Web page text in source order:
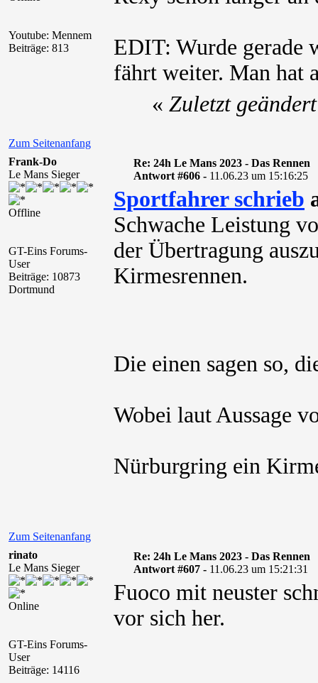
Youtube: Mennem
Beiträge: 813
EDIT: Wurde gerade
fährt weiter. Man hat
Zum Seitenanfang
« Zuletzt
Frank-Do
Le Mans Sieger
Offline
GT-Eins Forums-
User
Beiträge: 10873
Dortmund
Re: 24h Le Mans 2023 - Das Rennen
Antwort #606 - 11.06.23 um 15:16:25
Sportfahrer schrieb
Schwache Leistung
der Übertragung
Kirmesrennen.
Die einen sagen so,
Wobei laut Aussage
Nürburgring ein
Zum Seitenanfang
rinato
Le Mans Sieger
Online
GT-Eins Forums-
User
Beiträge: 14116
Re: 24h Le Mans 2023 - Das Rennen
Antwort #607 - 11.06.23 um 15:21:31
Fuoco mit neuster
vor sich her.